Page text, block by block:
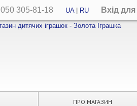
050 305-81-18 UA| RU Вхід
ПРО МАГАЗИН